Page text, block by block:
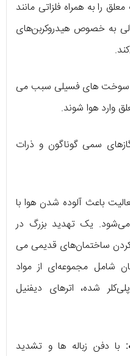
را به همراه فلزاتی مانند
به خصوص هیدروکربن‌های
سوخت های فسیلی سبب می
وارد هوا شوند.
سمی گوناگون و ذرات
باعث آلوده شدن هوا با
می‌شود. یک تهدید بزرگ در
ساختمان‌های قدیمی می
شامل مجموعه‌ای از مواد
شده، اترهای دیفنیل
با دفن زباله ها و تشدید